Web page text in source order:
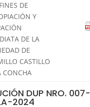
DE
Y
DE LA
DE
CASTILLO
CONCHA
DUP NRO. 007-
2024